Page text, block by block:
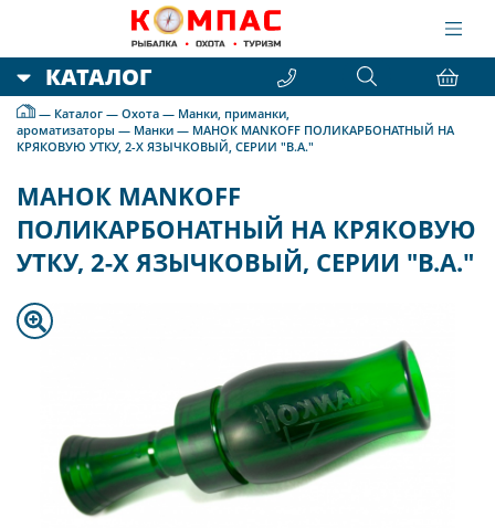
КАТАЛОГ
— Каталог — Охота — Манки, приманки,
ароматизаторы — Манки — МАНОК MANKOFF ПОЛИКАРБОНАТНЫЙ НА
КРЯКОВУЮ УТКУ, 2-Х ЯЗЫЧКОВЫЙ, СЕРИИ "В.А."
МАНОК MANKOFF
ПОЛИКАРБОНАТНЫЙ НА КРЯКОВУЮ
УТКУ, 2-Х ЯЗЫЧКОВЫЙ, СЕРИИ "В.А."